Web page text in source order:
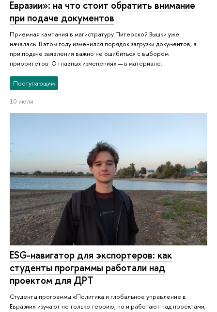
Евразии»: на что стоит обратить внимание
при подаче документов
Приемная кампания в магистратуру Питерской Вышки уже
началась. В этом году изменился порядок загрузки документов, а
при подаче заявления важно не ошибиться с выбором
приоритетов. О главных изменениях — в материале.
Поступающим
10 июля
ESG-навигатор для экспортеров: как
студенты программы работали над
проектом для ДРТ
Студенты программы «Политика и глобальное управление в
Евразии» изучают не только теорию, но и работают над проектами,